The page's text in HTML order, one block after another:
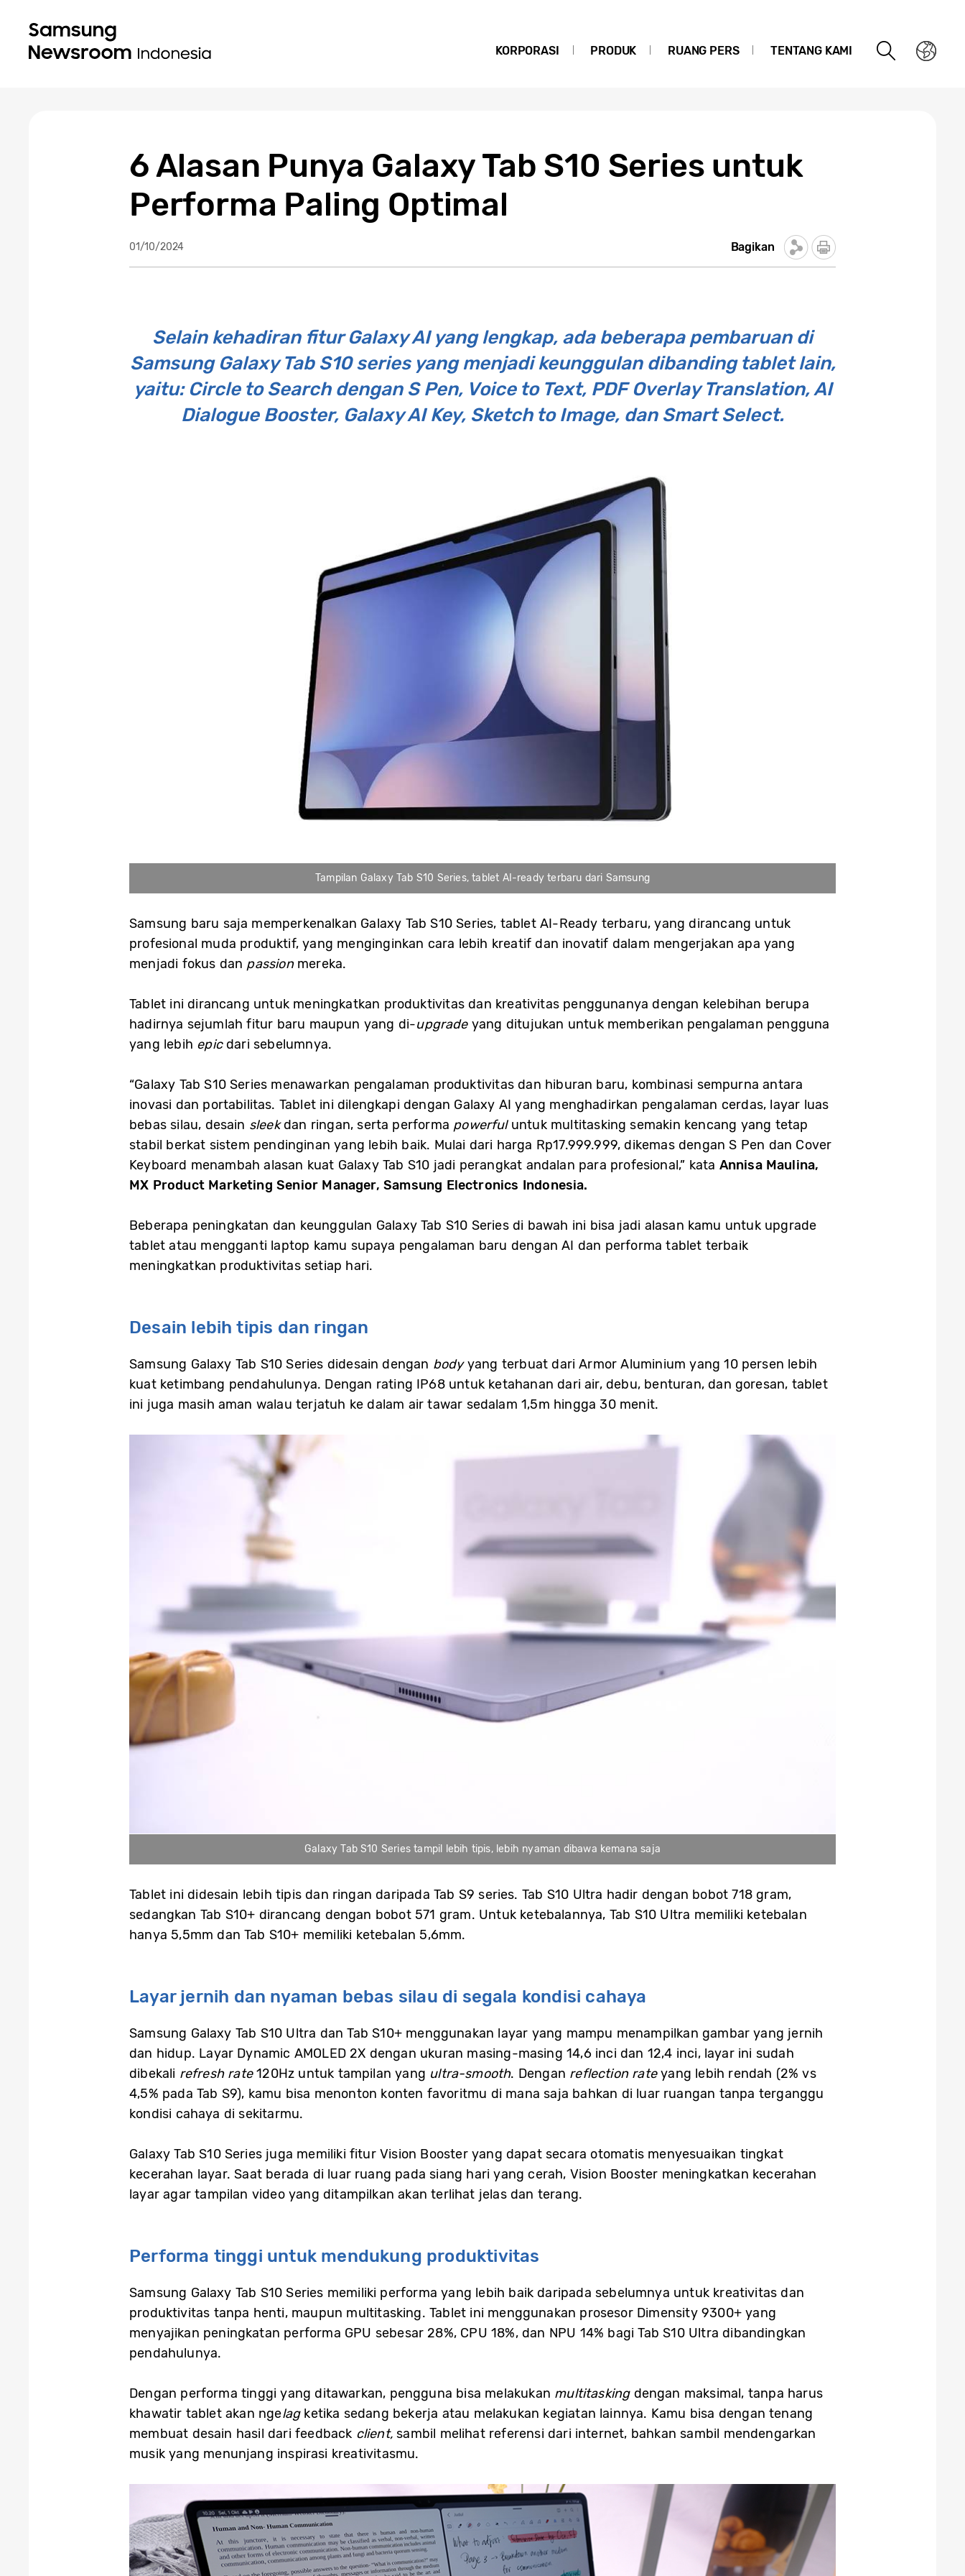
KORPORASI PRODUK RUANG PERS TENTANG KAMI
6 Alasan Punya Galaxy Tab S10 Series untuk
Performa Paling Optimal
01/10/2024 Bagikan
Selain kehadiran fitur Galaxy AI yang lengkap, ada beberapa pembaruan di
Samsung Galaxy Tab S10 series yang menjadi keunggulan dibanding tablet lain,
yaitu: Circle to Search dengan S Pen, Voice to Text, PDF Overlay Translation, AI
Dialogue Booster, Galaxy AI Key, Sketch to Image, dan Smart Select.
Tampilan Galaxy Tab S10 Series, tablet AI-ready terbaru dari Samsung
Samsung baru saja memperkenalkan Galaxy Tab S10 Series, tablet AI-Ready terbaru, yang dirancang untuk
profesional muda produktif, yang menginginkan cara lebih kreatif dan inovatif dalam mengerjakan apa yang
menjadi fokus dan passionmereka.
Tablet ini dirancang untuk meningkatkan produktivitas dan kreativitas penggunanya dengan kelebihan berupa
hadirnya sejumlah fitur baru maupun yang di-upgradeyang ditujukan untuk memberikan pengalaman pengguna
yang lebih epicdari sebelumnya.
“Galaxy Tab S10 Series menawarkan pengalaman produktivitas dan hiburan baru, kombinasi sempurna antara
inovasi dan portabilitas. Tablet ini dilengkapi dengan Galaxy AI yang menghadirkan pengalaman cerdas, layar luas
bebas silau, desain sleekdan ringan, serta performa powerful untuk multitasking semakin kencang yang tetap
stabil berkat sistem pendinginan yang lebih baik. Mulai dari harga Rp17.999.999, dikemas dengan S Pen dan Cover
Keyboard menambah alasan kuat Galaxy Tab S10 jadi perangkat andalan para profesional,” kata Annisa Maulina,
MX Product Marketing Senior Manager, Samsung Electronics Indonesia.
Beberapa peningkatan dan keunggulan Galaxy Tab S10 Series di bawah ini bisa jadi alasan kamu untuk upgrade
tablet atau mengganti laptop kamu supaya pengalaman baru dengan AI dan performa tablet terbaik
meningkatkan produktivitas setiap hari.
Desain lebih tipis dan ringan
Samsung Galaxy Tab S10 Series didesain dengan bodyyang terbuat dari Armor Aluminium yang 10 persen lebih
kuat ketimbang pendahulunya. Dengan rating IP68 untuk ketahanan dari air, debu, benturan, dan goresan, tablet
ini juga masih aman walau terjatuh ke dalam air tawar sedalam 1,5m hingga 30 menit.
Galaxy Tab S10 Series tampil lebih tipis, lebih nyaman dibawa kemana saja
Tablet ini didesain lebih tipis dan ringan daripada Tab S9 series. Tab S10 Ultra hadir dengan bobot 718 gram,
sedangkan Tab S10+ dirancang dengan bobot 571 gram. Untuk ketebalannya, Tab S10 Ultra memiliki ketebalan
hanya 5,5mm dan Tab S10+ memiliki ketebalan 5,6mm.
Layar jernih dan nyaman bebas silau di segala kondisi cahaya
Samsung Galaxy Tab S10 Ultra dan Tab S10+ menggunakan layar yang mampu menampilkan gambar yang jernih
dan hidup. Layar Dynamic AMOLED 2X dengan ukuran masing-masing 14,6 inci dan 12,4 inci, layar ini sudah
dibekali refresh rate120Hz untuk tampilan yang ultra-smooth. Dengan reflection rateyang lebih rendah (2% vs
4,5% pada Tab S9), kamu bisa menonton konten favoritmu di mana saja bahkan di luar ruangan tanpa terganggu
kondisi cahaya di sekitarmu.
Galaxy Tab S10 Series juga memiliki fitur Vision Booster yang dapat secara otomatis menyesuaikan tingkat
kecerahan layar. Saat berada di luar ruang pada siang hari yang cerah, Vision Booster meningkatkan kecerahan
layar agar tampilan video yang ditampilkan akan terlihat jelas dan terang.
Performa tinggi untuk mendukung produktivitas
Samsung Galaxy Tab S10 Series memiliki performa yang lebih baik daripada sebelumnya untuk kreativitas dan
produktivitas tanpa henti, maupun multitasking. Tablet ini menggunakan prosesor Dimensity 9300+ yang
menyajikan peningkatan performa GPU sebesar 28%, CPU 18%, dan NPU 14% bagi Tab S10 Ultra dibandingkan
pendahulunya.
Dengan performa tinggi yang ditawarkan, pengguna bisa melakukan multitasking dengan maksimal, tanpa harus
khawatir tablet akan ngelag ketika sedang bekerja atau melakukan kegiatan lainnya. Kamu bisa dengan tenang
membuat desain hasil dari feedback client,sambil melihat referensi dari internet, bahkan sambil mendengarkan
musik yang menunjang inspirasi kreativitasmu.